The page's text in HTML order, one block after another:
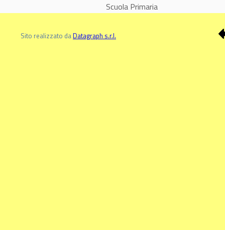
Scuola Primaria
Sito realizzato daDatagraph s.r.l.